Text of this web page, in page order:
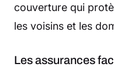
couverture qui
les voisins et les
Les assurances